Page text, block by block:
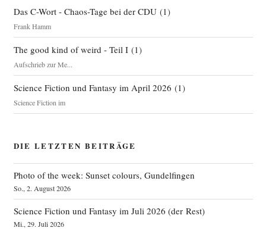
Das C-Wort - Chaos-Tage bei der CDU(1)
Frank Hamm
The good kind of weird - Teil I(1)
Aufschrieb zur Me...
Science Fiction und Fantasy im April 2026 (1)
Science Fiction im
DIE LETZTEN BEITRÄGE
Photo of the week: Sunset colours, Gundelfingen
So., 2. August 2026
Science Fiction und Fantasy im Juli 2026 (der Rest)
Mi., 29. Juli 2026